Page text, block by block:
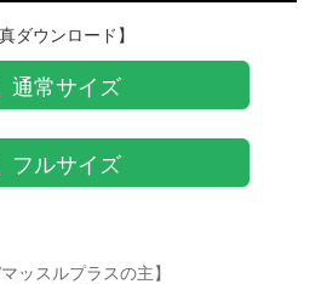
真ダウンロード】
通常サイズ
フルサイズ
マッスルプラスの主】